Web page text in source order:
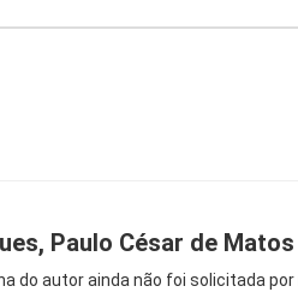
Paulo César de Matos
do autor ainda não foi solicitada